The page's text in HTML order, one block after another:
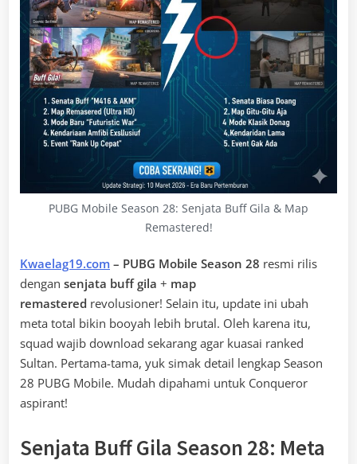
PUBG Mobile Season 28: Senjata Buff Gila & Map
Remastered!
Kwaelag19.com – PUBG Mobile Season 28 resmi rilis
dengan senjata buff gila + map
remastered revolusioner! Selain itu, update ini ubah
meta total bikin booyah lebih brutal. Oleh karena itu,
squad wajib download sekarang agar kuasai ranked
Sultan. Pertama-tama, yuk simak detail lengkap Season
28 PUBG Mobile. Mudah dipahami untuk Conqueror
aspirant!
Senjata Buff Gila Season 28: Meta